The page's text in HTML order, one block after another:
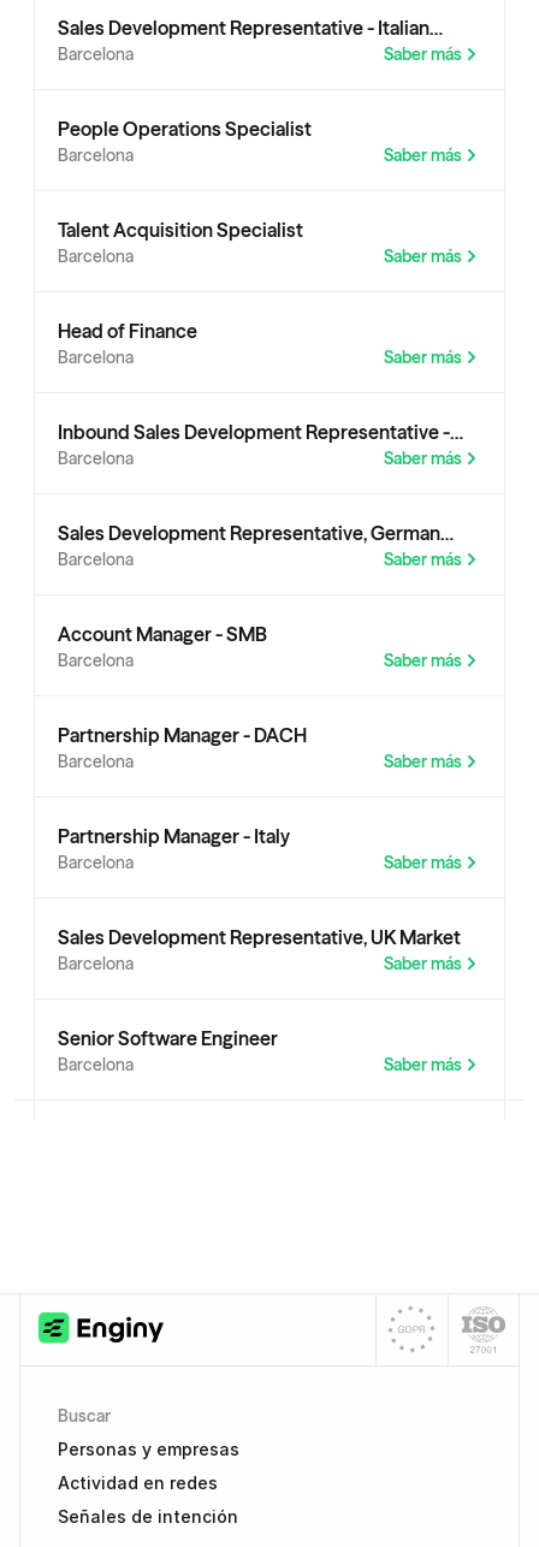
Sales Development Representative - Italian
Market
Barcelona Saber más
People Operations Specialist
Barcelona Saber más
Talent Acquisition Specialist
Barcelona Saber más
Head of Finance
Barcelona Saber más
Inbound Sales Development Representative -
Spanish Market
Barcelona Saber más
Sales Development Representative, German
Market
Barcelona Saber más
Account Manager - SMB
Barcelona Saber más
Partnership Manager - DACH
Barcelona Saber más
Partnership Manager - Italy
Barcelona Saber más
Sales Development Representative, UK Market
Barcelona Saber más
Senior Software Engineer
Barcelona Saber más
Buscar
Personas y empresas
Actividad en redes
Señales de intención